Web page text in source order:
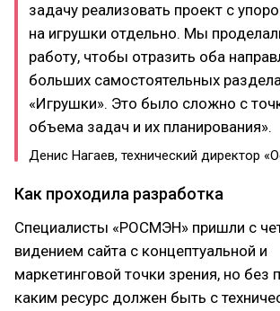
задачу реализовать проект с
на игрушки отдельно. Мы
работу, чтобы отразить оба
больших самостоятельных
«Игрушки». Это было сложно с
объема задач и их планирования».
Денис Нагаев, технический директор
Как проходила разработка
Специалисты «РОСМЭН» пришли с
видением сайта с концептуальной и
маркетинговой точки зрения, но без
каким ресурс должен быть с